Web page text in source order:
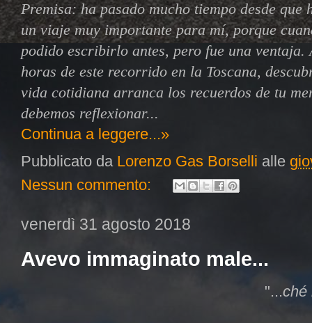
Premisa: ha pasado mucho tiempo desde
un viaje muy importante para mí, porque
podido escribirlo antes, pero fue una
horas de este recorrido en la Toscana,
vida cotidiana arranca los recuerdos de tu
debemos reflexionar...
Continua a leggere...»
Pubblicato da Lorenzo Gas Borselli alle
Nessun commento:
venerdì 31 agosto 2018
Avevo immaginato male...
"...ché